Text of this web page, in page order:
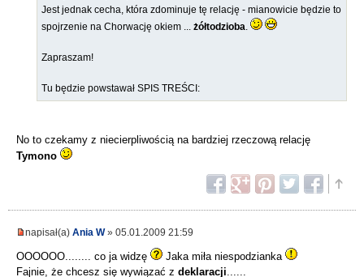
Jest jednak cecha, która zdominuje tę relację - mianowicie będzie to
spojrzenie na Chorwację okiem ... żółtodzioba
Zapraszam!
Tu będzie powstawał SPIS TREŚCI:
No to czekamy z niecierpliwością na bardziej rzeczową relację
Tymono
napisał(a) Ania W» 05.01.2009 21:59
OOOOOO........ co ja widzę
Jaka miła niespodzianka
Fajnie, że chcesz się wywiązać z deklaracji